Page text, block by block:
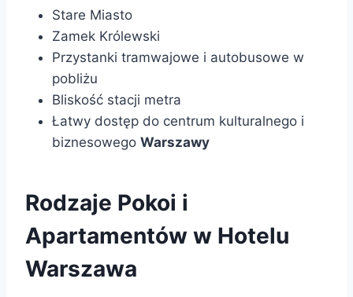
Stare Miasto
Zamek Królewski
Przystanki tramwajowe i autobusowe w
pobliżu
Bliskość stacji metra
Łatwy dostęp do centrum kulturalnego i
biznesowego Warszawy
Rodzaje Pokoi i
Apartamentów w Hotelu
Warszawa